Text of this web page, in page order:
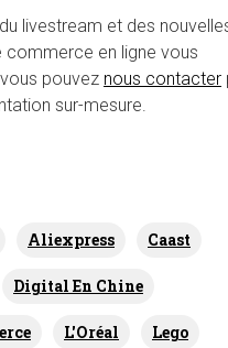
livestream et des
commerce en ligne vous
pouvez nous contacter
sur-mesure.
Aliexpress Caast
Digital En Chine
L'Oréal Lego